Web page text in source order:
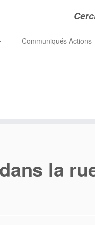
Communiqués Actions
la